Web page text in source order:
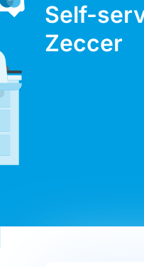
Self-
Zeccer